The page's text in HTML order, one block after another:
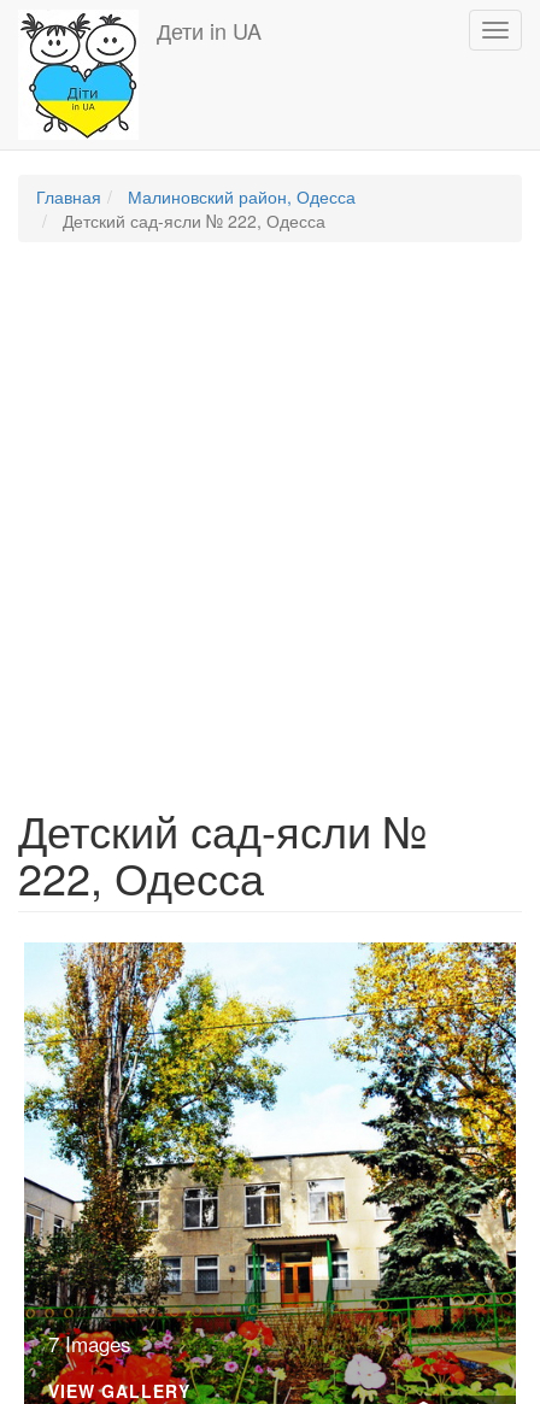
Перейти
основному
содержанию
Дети in UA
Главная
Малиновский район, Одесса
Детский сад-ясли № 222, Одесса
Детский сад-ясли №
222, Одесса
7 Images
VIEW GALLERY